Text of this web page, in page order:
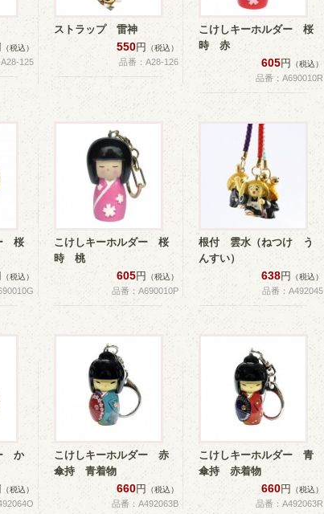
（税込）
125
ストラップ 雷神
550円 （税込）
品番：A28-126
こけしキーホルダー 桜
時 赤
605円 （税込）
品番：A690010R
桜
（税込）
こけしキーホルダー 桜
時 桃
605円 （税込）
品番：A690010P
根付 雲水（ねつけ う
んすい）
638円 （税込）
品番：A492045
か
（税込）
こけしキーホルダー 赤
傘持 青着物
660円 （税込）
品番：A492063B
こけしキーホルダー 青
傘持 赤着物
660円 （税込）
品番：A492063R